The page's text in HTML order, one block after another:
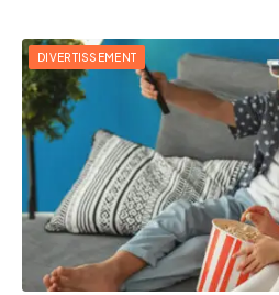
DIVERTISSEMENT